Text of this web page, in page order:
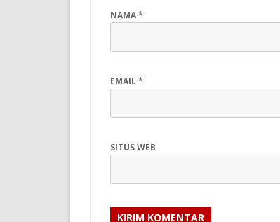
NAMA*
EMAIL*
SITUS WEB